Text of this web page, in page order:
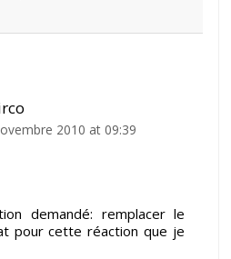
2010 at 09:39
demandé: remplacer le
pour cette réaction que je